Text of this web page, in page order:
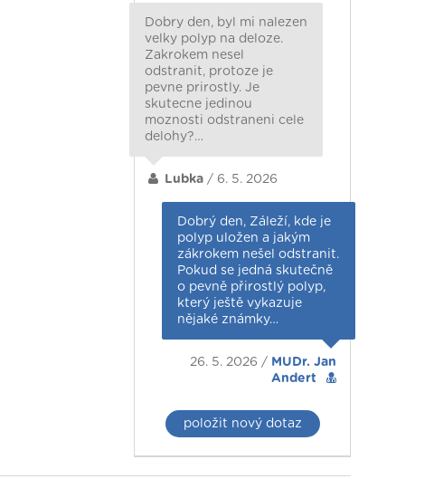
Dobry den, byl mi nalezen
velky polyp na deloze.
Zakrokem nesel
odstranit, protoze je
pevne prirostly. Je
skutecne jedinou
moznosti odstraneni cele
delohy?…
Lubka / 6. 5. 2026
Dobrý den, Záleží, kde je
polyp uložen a jakým
zákrokem nešel odstranit.
Pokud se jedná skutečně
o pevně přirostlý polyp,
který ještě vykazuje
nějaké známky…
26. 5. 2026 / MUDr. Jan
Andert
položit nový dotaz